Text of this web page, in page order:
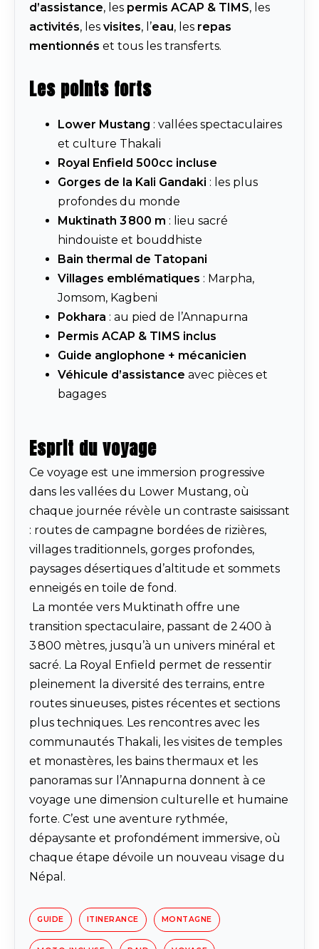
d’assistance, les permis ACAP & TIMS, les
activités, les visites, l’eau, les repas
mentionnés et tous les transferts.
Les points forts
Lower Mustang : vallées spectaculaires
et culture Thakali
Royal Enfield 500cc incluse
Gorges de la Kali Gandaki : les plus
profondes du monde
Muktinath 3 800 m : lieu sacré
hindouiste et bouddhiste
Bain thermal de Tatopani
Villages emblématiques : Marpha,
Jomsom, Kagbeni
Pokhara : au pied de l’Annapurna
Permis ACAP & TIMS inclus
Guide anglophone + mécanicien
Véhicule d’assistance avec pièces et
bagages
Esprit du voyage
Ce voyage est une immersion progressive
dans les vallées du Lower Mustang, où
chaque journée révèle un contraste saisissant
: routes de campagne bordées de rizières,
villages traditionnels, gorges profondes,
paysages désertiques d’altitude et sommets
enneigés en toile de fond.
La montée vers Muktinath offre une
transition spectaculaire, passant de 2 400 à
3 800 mètres, jusqu’à un univers minéral et
sacré. La Royal Enfield permet de ressentir
pleinement la diversité des terrains, entre
routes sinueuses, pistes récentes et sections
plus techniques. Les rencontres avec les
communautés Thakali, les visites de temples
et monastères, les bains thermaux et les
panoramas sur l’Annapurna donnent à ce
voyage une dimension culturelle et humaine
forte. C’est une aventure rythmée,
dépaysante et profondément immersive, où
chaque étape dévoile un nouveau visage du
Népal.
GUIDE ITINERANCE MONTAGNE